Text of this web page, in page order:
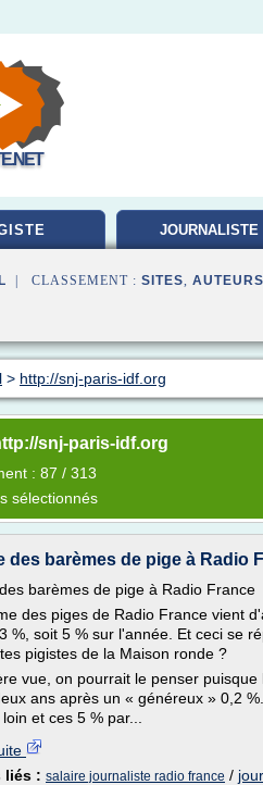
JOURNALISTE
| CLASSEMENT : SITES,
> http://snj-paris-idf.org
snj-paris-idf.org
: 87 / 313
sélectionnés
des barèmes de pige à Radio
barèmes de pige à Radio France
des piges de Radio France vient
%, soit 5 % sur l'année. Et ceci se
pigistes de la Maison ronde ?
vue, on pourrait le penser
ans après un « généreux » 0,2
et ces 5 % par...
liés : salaire journaliste radio france /